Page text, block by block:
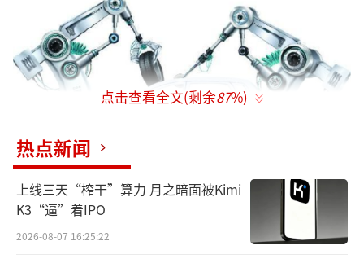
营收首降利润承压
点击查看全文(剩余87%)
热点新闻
上线三天“榨干”算力 月之暗面被Kimi
K3“逼”着IPO
2026-08-07 16:25:22